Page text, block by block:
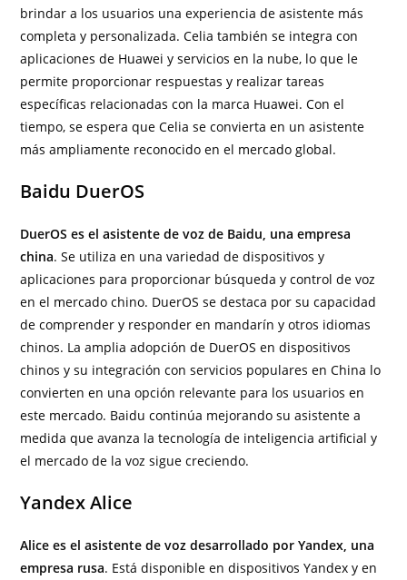
brindar a los usuarios una experiencia de asistente más
completa y personalizada. Celia también se integra con
aplicaciones de Huawei y servicios en la nube, lo que le
permite proporcionar respuestas y realizar tareas
específicas relacionadas con la marca Huawei. Con el
tiempo, se espera que Celia se convierta en un asistente
más ampliamente reconocido en el mercado global.
Baidu DuerOS
DuerOS es el asistente de voz de Baidu, una empresa
china. Se utiliza en una variedad de dispositivos y
aplicaciones para proporcionar búsqueda y control de voz
en el mercado chino. DuerOS se destaca por su capacidad
de comprender y responder en mandarín y otros idiomas
chinos. La amplia adopción de DuerOS en dispositivos
chinos y su integración con servicios populares en China lo
convierten en una opción relevante para los usuarios en
este mercado. Baidu continúa mejorando su asistente a
medida que avanza la tecnología de inteligencia artificial y
el mercado de la voz sigue creciendo.
Yandex Alice
Alice es el asistente de voz desarrollado por Yandex, una
empresa rusa. Está disponible en dispositivos Yandex y en